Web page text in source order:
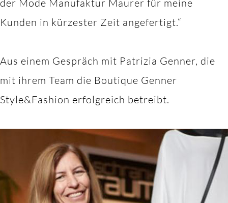
der Mode Manufaktur Maurer für meine
Kunden in kürzester Zeit angefertigt.“
Aus einem Gespräch mit Patrizia Genner, die
mit ihrem Team die Boutique Genner
Style&Fashion erfolgreich betreibt.